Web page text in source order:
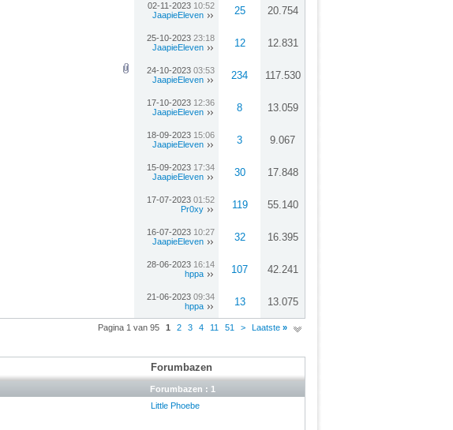
02-11-2023 10:52
JaapieEleven
25 20.754
25-10-2023 23:18
JaapieEleven
12 12.831
24-10-2023 03:53
JaapieEleven
234 117.530
17-10-2023 12:36
JaapieEleven
8 13.059
18-09-2023 15:06
JaapieEleven
3 9.067
15-09-2023 17:34
JaapieEleven
30 17.848
17-07-2023 01:52
Pr0xy
119 55.140
16-07-2023 10:27
JaapieEleven
32 16.395
28-06-2023 16:14
hppa
107 42.241
21-06-2023 09:34
hppa
13 13.075
Pagina 1 van 95 1 2 3 4 11 51 > Laatste »
Forumbazen
Forumbazen : 1
Little Phoebe